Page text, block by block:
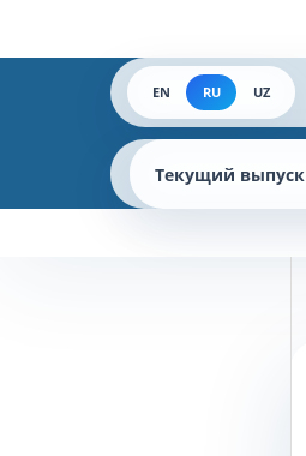
EN RU UZ
Текущий выпуск